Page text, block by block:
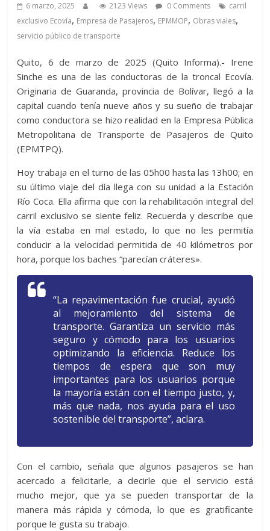
6 marzo, 2025 2123 Views 0 Comments
carril
exclusivo Ecovía, Empresa de Pasajeros, EPMMOP, Obras viales,
servicio público de transporte
Quito, 6 de marzo de 2025 (Quito Informa).- Irene
Sinche es una de las conductoras de la troncal Ecovía.
Originaria de Guaranda, provincia de Bolívar, llegó a la
capital cuando tenía nueve años y su sueño de trabajar
como conductora se hizo realidad en la Empresa Pública
Metropolitana de Transporte de Pasajeros de Quito
(EPMTPQ).
Hoy trabaja en el turno de las 05h00 hasta las 13h00; en
su último viaje del día llega con su unidad a la Estación
Río Coca. Ella afirma que con la rehabilitación integral del
carril exclusivo se siente feliz. Recuerda y describe que
la vía estaba en mal estado, lo que no les permitía
conducir a la velocidad permitida de 40 kilómetros por
hora, porque los baches “parecían cráteres».
“La repavimentación fue crucial, ayudó
al mejoramiento del sistema de
transporte. Garantiza un servicio más
seguro y cómodo para los usuarios
optimizando la eficiencia. Reduce los
tiempos de espera que son muy
importantes para los usuarios porque
la mayoría están con el tiempo justo, y,
más que nada, nos ayuda para el uso
sostenible del transporte”, aclara.
Con el cambio, señala que algunos pasajeros se han
acercado a felicitarle, a decirle que el servicio está
mucho mejor, que ya se pueden transportar de la
manera más rápida y cómoda, lo que es gratificante
porque le gusta su trabajo.